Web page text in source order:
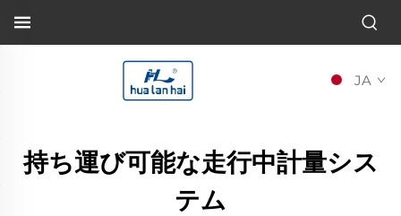
JA
持ち運び可能な走行中計量シス
テム